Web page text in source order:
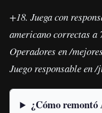
+18. Juega con
americano correctas a
Operadores en /
Juego responsable en
¿Cómo remontó